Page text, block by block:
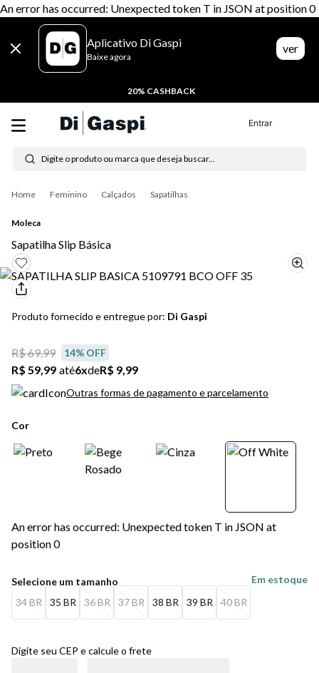
An error has occurred: Unexpected token T in JSON at position 0
Aplicativo Di Gaspi
Baixe agora
ver
20% CASHBACK
Entrar
Digite o produto ou marca que deseja buscar...
Feminino Calçados Sapatilhas
Moleca
Sapatilha Slip Básica
Produto fornecido e entregue por: Di Gaspi
R$ 69,99 14% OFF
R$ 59,99 até6xdeR$ 9,99
Outras formas de pagamento e parcelamento
Cor
An error has occurred: Unexpected token T in JSON at
position 0
34 BR 35 BR 36 BR 37 BR 38 BR 39 BR 40 BR
Em estoque
Digite seu CEP e calcule o frete
Termos mais buscados
1º tênis feminino
3º moletom
4º tênis masculino
5 º bota
6º sandalia
7º
9º chuteira